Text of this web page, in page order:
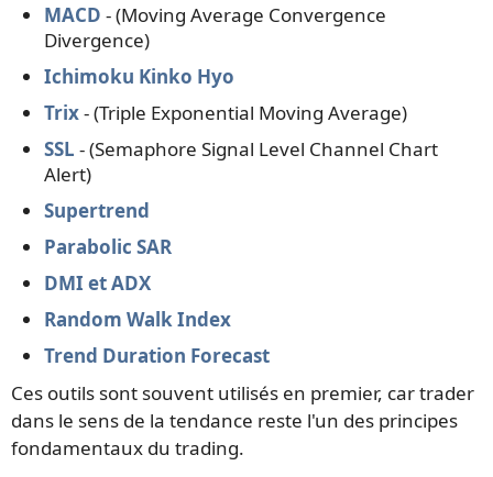
MACD - (Moving Average Convergence
Divergence)
Ichimoku Kinko Hyo
Trix- (Triple Exponential Moving Average)
SSL - (Semaphore Signal Level Channel Chart
Alert)
Supertrend
Parabolic SAR
DMI et ADX
Random Walk Index
Trend Duration Forecast
Ces outils sont souvent utilisés en premier, car trader
dans le sens de la tendance reste l'un des principes
fondamentaux du trading.